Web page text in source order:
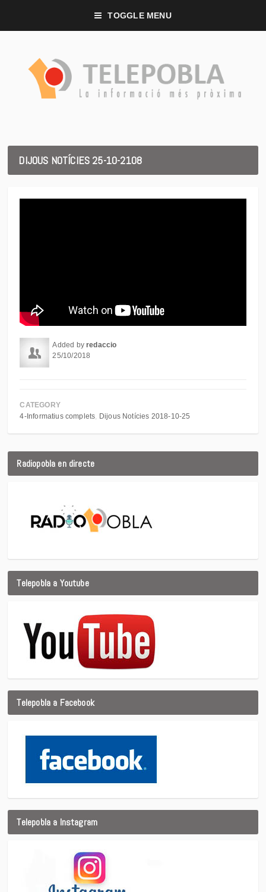
TOGGLE MENU
DIJOUS NOTÍCIES 25-10-2108
Added byredaccio
25/10/2018
CATEGORY
4-Informatius complets
Dijous Notícies 2018-10-25
Radiopobla en directe
Telepobla a Youtube
Telepobla a Facebook
Telepobla a Instagram